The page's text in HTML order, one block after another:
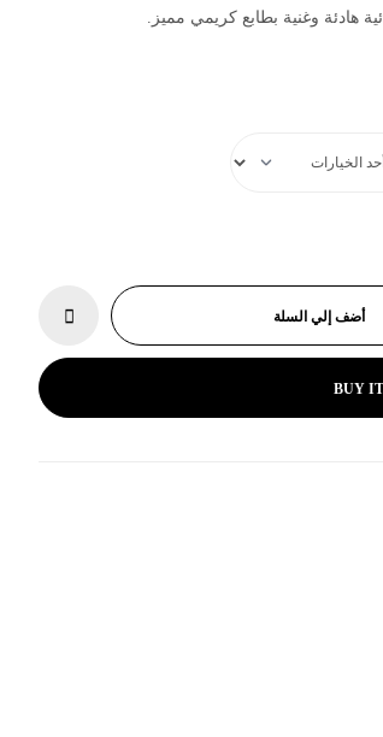
هادئة وغنية بطابع كريمي مميز.
أضف إلي السلة
BUY